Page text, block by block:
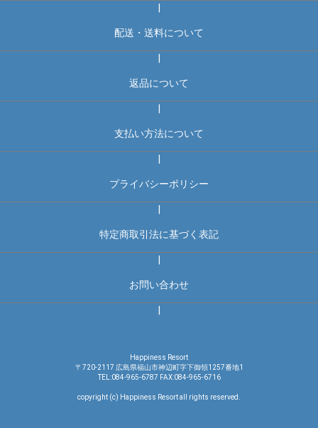
配送・送料について
返品について
支払い方法について
プライバシーポリシー
特定商取引法に基づく表記
お問い合わせ
Happiness Resort
〒720-2117 広島県福山市神辺町字下御領1257番地1
TEL:084-965-6787 FAX:084-965-6716
copyright (c) Happiness Resort all rights reserved.